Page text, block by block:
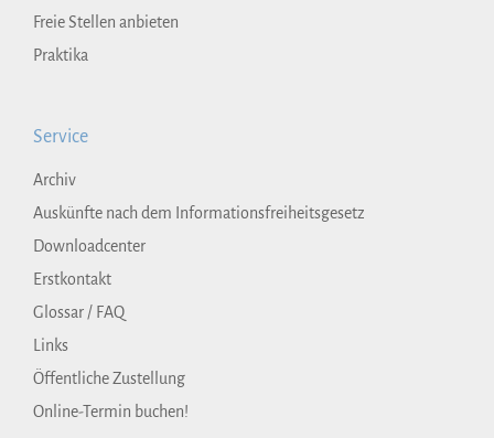
Freie Stellen anbieten
Praktika
Service
Archiv
Auskünfte nach dem Informationsfreiheitsgesetz
Downloadcenter
Erstkontakt
Glossar / FAQ
Links
Öffentliche Zustellung
Online-Termin buchen!